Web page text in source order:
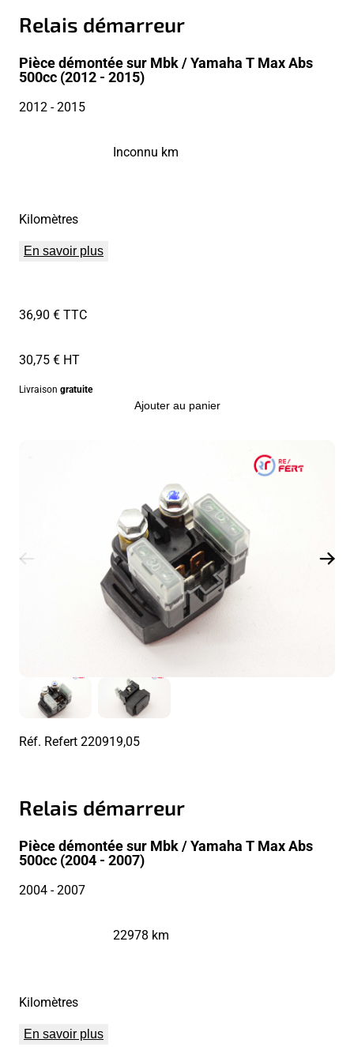
Relais démarreur
Pièce démontée sur Mbk / Yamaha T Max Abs
500cc (2012 - 2015)
2012 - 2015
Kilomètres
Inconnu km
En savoir plus
36,90 € TTC
30,75 € HT
Livraison gratuite
Ajouter au panier
Réf. Refert220919,05
Relais démarreur
Pièce démontée sur Mbk / Yamaha T Max Abs
500cc (2004 - 2007)
2004- 2007
Kilomètres
22978 km
En savoir plus